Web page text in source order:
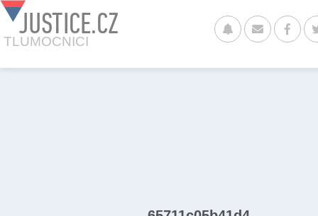
JUSTICE.CZ
TLUMOCNICI